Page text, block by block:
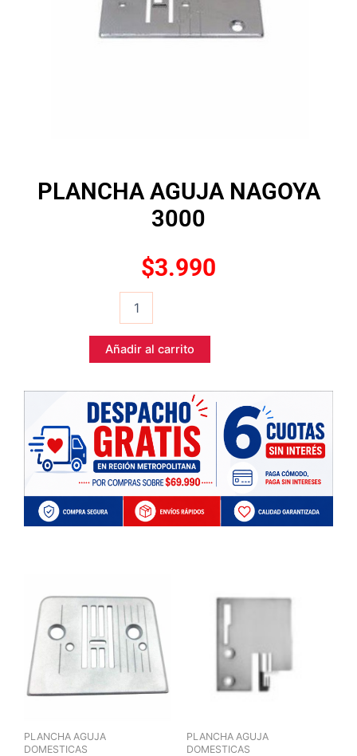
PLANCHA AGUJA NAGOYA
3000
$3.990
3000
cantidad
Añadir al carrito
PLANCHA AGUJA
DOMESTICAS
PLANCHA AGUJA
DOMESTICAS